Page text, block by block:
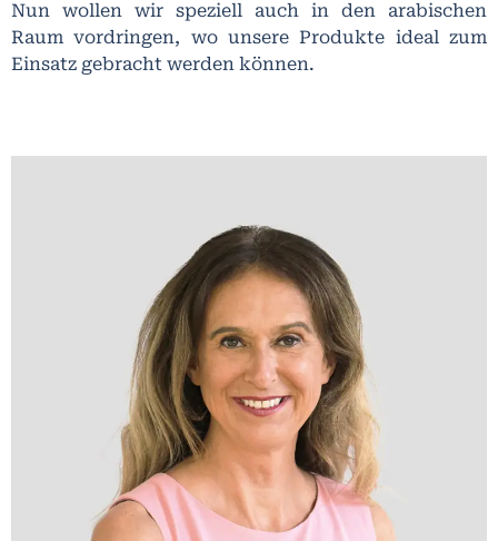
Nun wollen wir speziell auch in den arabischen
Raum vordringen, wo unsere Produkte ideal zum
Einsatz gebracht werden können.